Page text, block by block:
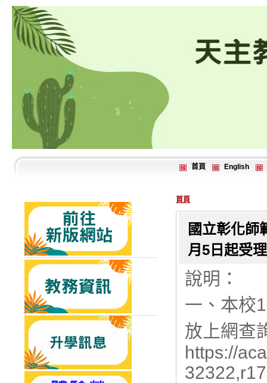
首頁 English
首頁
國立彰化師
月5日起受
說明：
一、本校
放上網查
https://